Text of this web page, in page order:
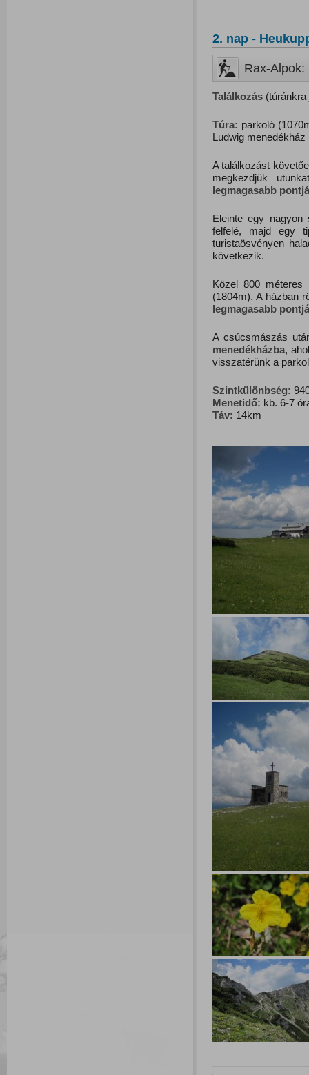
2. nap -
Rax-Alpok:
Találkozás(túránkra
Túra: parkoló
Ludwig
A találkozást
megkezdjük
legmagasabb
Eleinte egy nagyon
felfelé, majd egy
turistaösvényen
következik.
Közel 800 méteres
(1804m). A házban
legmagasabb
A csúcsmászás
menedékházba,
visszatérünk a
Szintkülönbség:
Menetidő: kb. 6-7
Táv: 14km